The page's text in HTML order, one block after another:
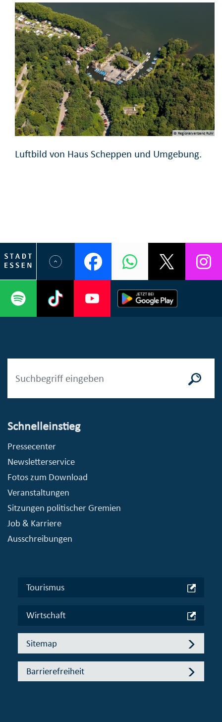
© Regionalverband Ruhr
Luftbild von Haus Scheppen und Umgebung.
Schnelleinstieg
Pressecenter
Newsletterservice
Fotos zum Download
Veranstaltungen
Sitzungen politischer Gremien
Job & Karriere
Ausschreibungen
Tourismus
Wirtschaft
Sitemap
Barrierefreiheit